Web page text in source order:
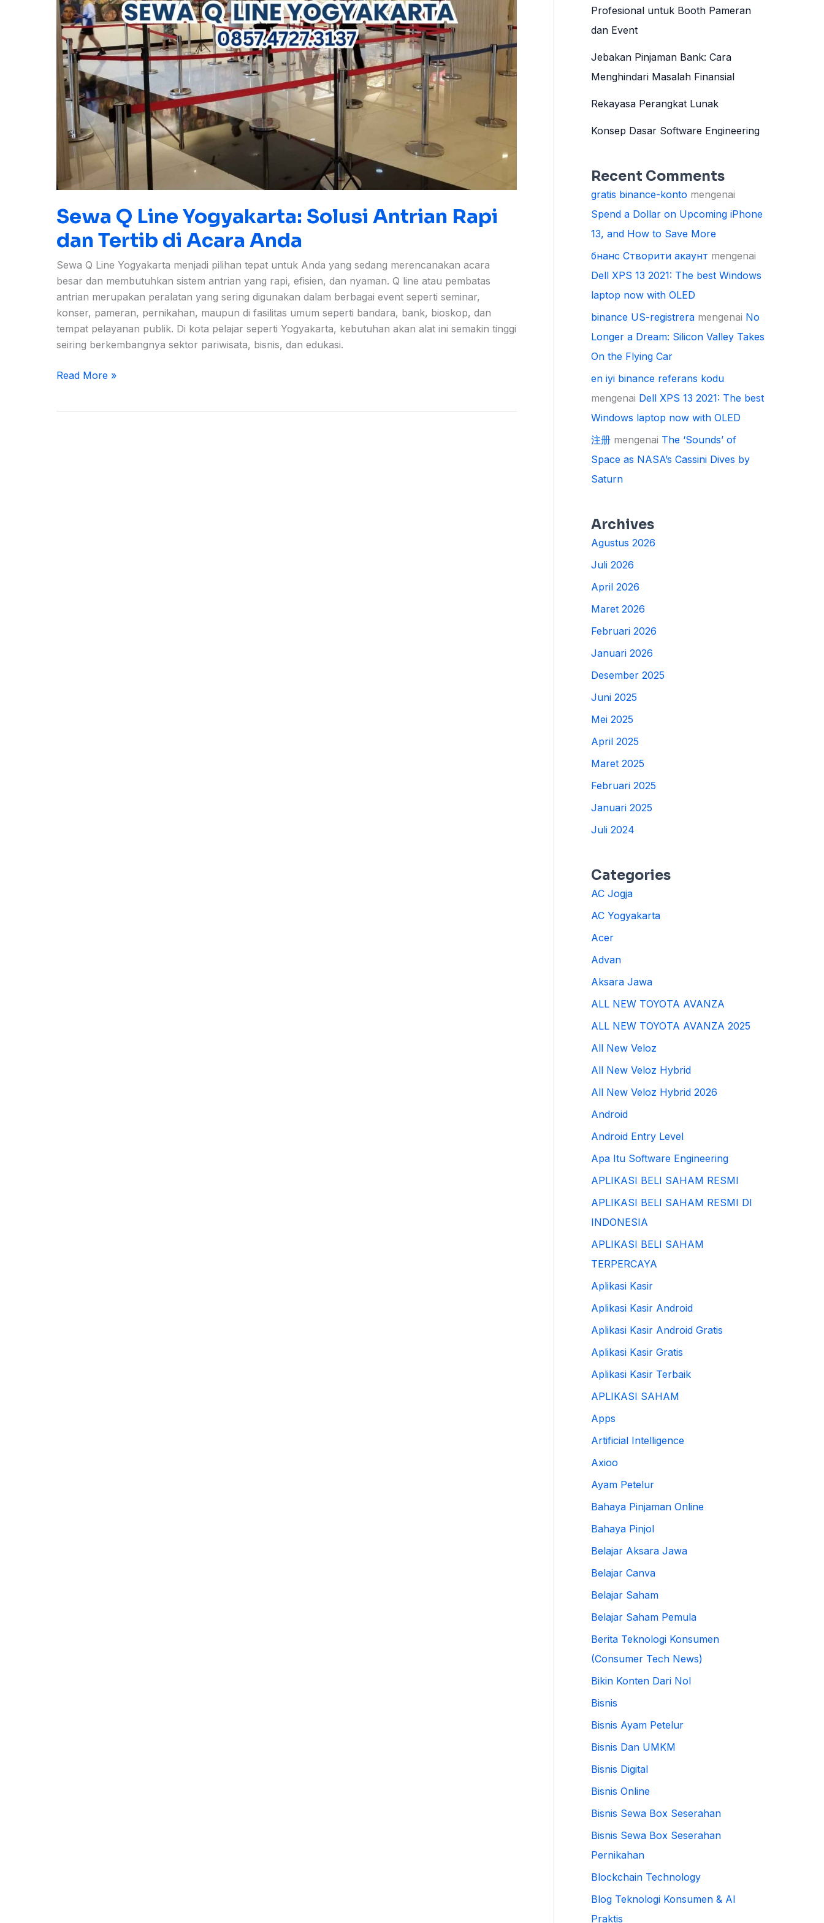
Sewa Q Line Yogyakarta: Solusi Antrian Rapi
dan Tertib di Acara Anda
Sewa Q Line Yogyakarta menjadi pilihan tepat untuk Anda yang sedang merencanakan acara
besar dan membutuhkan sistem antrian yang rapi, efisien, dan nyaman. Q line atau pembatas
antrian merupakan peralatan yang sering digunakan dalam berbagai event seperti seminar,
konser, pameran, pernikahan, maupun di fasilitas umum seperti bandara, bank, bioskop, dan
tempat pelayanan publik. Di kota pelajar seperti Yogyakarta, kebutuhan akan alat ini semakin tinggi
seiring berkembangnya sektor pariwisata, bisnis, dan edukasi.
di
Acara
Anda
Read More »
Profesional untuk Booth Pameran
dan Event
Jebakan Pinjaman Bank: Cara
Menghindari Masalah Finansial
Rekayasa Perangkat Lunak
Konsep Dasar Software Engineering
Recent Comments
gratis binance-konto mengenai
Spend a Dollar on Upcoming iPhone
13, and How to Save More
бнанс Створити акаунт mengenai
Dell XPS 13 2021: The best Windows
laptop now with OLED
binance US-registrera mengenai No
Longer a Dream: Silicon Valley Takes
On the Flying Car
en iyi binance referans kodu
mengenai Dell XPS 13 2021: The best
Windows laptop now with OLED
注册 mengenai The ‘Sounds’ of
Space as NASA’s Cassini Dives by
Saturn
Archives
Agustus 2026
Juli 2026
April 2026
Maret 2026
Februari 2026
Januari 2026
Desember 2025
Juni 2025
Mei 2025
April 2025
Maret 2025
Februari 2025
Januari 2025
Juli 2024
Categories
AC Jogja
AC Yogyakarta
Acer
Advan
Aksara Jawa
ALL NEW TOYOTA AVANZA
ALL NEW TOYOTA AVANZA 2025
All New Veloz
All New Veloz Hybrid
All New Veloz Hybrid 2026
Android
Android Entry Level
Apa Itu Software Engineering
APLIKASI BELI SAHAM RESMI
APLIKASI BELI SAHAM RESMI DI
INDONESIA
APLIKASI BELI SAHAM
TERPERCAYA
Aplikasi Kasir
Aplikasi Kasir Android
Aplikasi Kasir Android Gratis
Aplikasi Kasir Gratis
Aplikasi Kasir Terbaik
APLIKASI SAHAM
Apps
Artificial Intelligence
Axioo
Ayam Petelur
Bahaya Pinjaman Online
Bahaya Pinjol
Belajar Aksara Jawa
Belajar Canva
Belajar Saham
Belajar Saham Pemula
Berita Teknologi Konsumen
(Consumer Tech News)
Bikin Konten Dari Nol
Bisnis
Bisnis Ayam Petelur
Bisnis Dan UMKM
Bisnis Digital
Bisnis Online
Bisnis Sewa Box Seserahan
Bisnis Sewa Box Seserahan
Pernikahan
Blockchain Technology
Blog Teknologi Konsumen & AI
Praktis